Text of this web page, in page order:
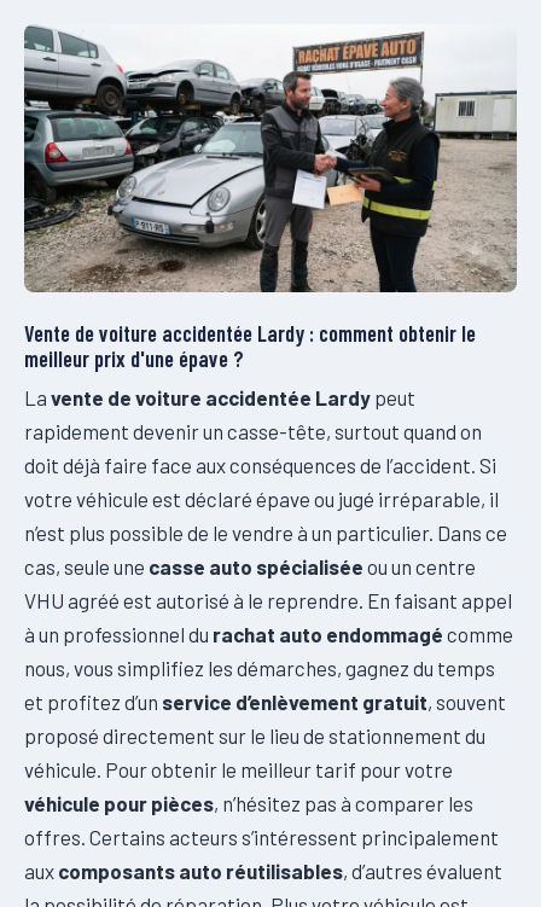
Vente de voiture accidentée Lardy : comment obtenir le
meilleur prix d'une épave ?
La vente de voiture accidentée Lardy peut
rapidement devenir un casse-tête, surtout quand on
doit déjà faire face aux conséquences de l’accident. Si
votre véhicule est déclaré épave ou jugé irréparable, il
n’est plus possible de le vendre à un particulier. Dans ce
cas, seule une casse auto spécialisée ou un centre
VHU agréé est autorisé à le reprendre. En faisant appel
à un professionnel du rachat auto endommagé comme
nous, vous simplifiez les démarches, gagnez du temps
et profitez d’un service d’enlèvement gratuit, souvent
proposé directement sur le lieu de stationnement du
véhicule. Pour obtenir le meilleur tarif pour votre
véhicule pour pièces, n’hésitez pas à comparer les
offres. Certains acteurs s’intéressent principalement
aux composants auto réutilisables, d’autres évaluent